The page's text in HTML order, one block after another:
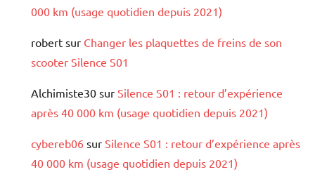
000 km (usage quotidien depuis 2021)
robert sur Changer les plaquettes de freins de son
scooter Silence S01
Alchimiste30 sur Silence S01 : retour d’expérience
après 40 000 km (usage quotidien depuis 2021)
cybereb06 sur Silence S01 : retour d’expérience après
40 000 km (usage quotidien depuis 2021)